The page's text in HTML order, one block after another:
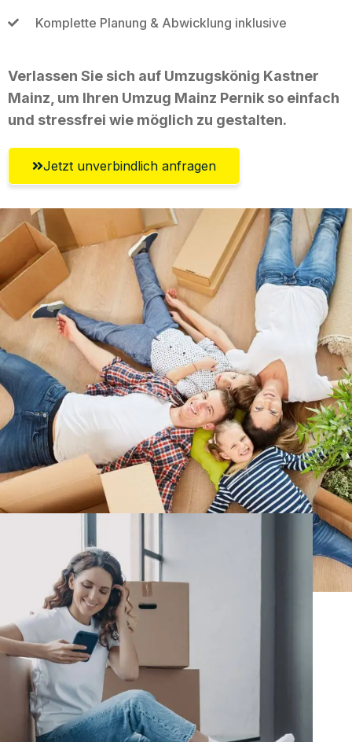
Komplette Planung & Abwicklung inklusive
Verlassen Sie sich auf Umzugskönig Kastner
Mainz, um Ihren Umzug Mainz Pernik so einfach
und stressfrei wie möglich zu gestalten.
Jetzt unverbindlich anfragen